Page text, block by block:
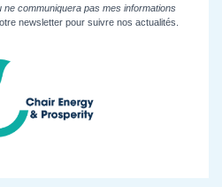
communiquera pas mes informations
newsletter pour suivre nos actualités.